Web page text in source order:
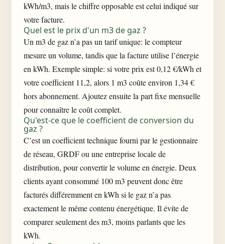
kWh/m3, mais le chiffre opposable est celui indiqué sur
votre facture.
Quel est le prix d'un m3 de gaz ?
Un m3 de gaz n’a pas un tarif unique: le compteur
mesure un volume, tandis que la facture utilise l’énergie
en kWh. Exemple simple: si votre prix est 0,12 €/kWh et
votre coefficient 11,2, alors 1 m3 coûte environ 1,34 €
hors abonnement. Ajoutez ensuite la part fixe mensuelle
pour connaître le coût complet.
Qu'est-ce que le coefficient de conversion du
gaz ?
C’est un coefficient technique fourni par le gestionnaire
de réseau, GRDF ou une entreprise locale de
distribution, pour convertir le volume en énergie. Deux
clients ayant consommé 100 m3 peuvent donc être
facturés différemment en kWh si le gaz n’a pas
exactement le même contenu énergétique. Il évite de
comparer seulement des m3, moins parlants que les
kWh.